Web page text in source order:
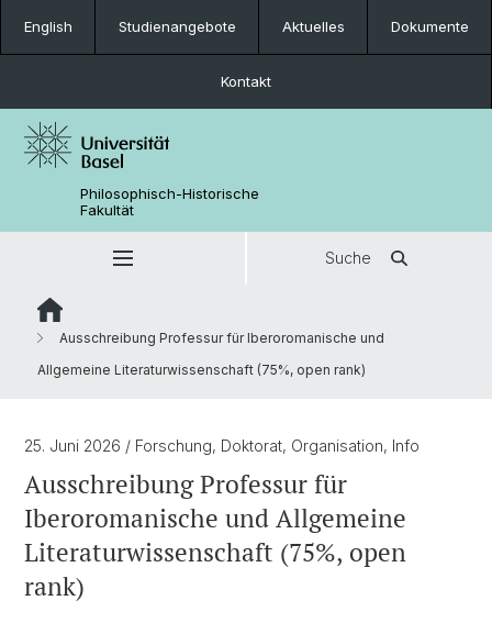
English Studienangebote Aktuelles Dokumente
Kontakt
Philosophisch-Historische
Fakultät
Suche
Ausschreibung Professur für Iberoromanische und
Allgemeine Literaturwissenschaft (75%, open rank)
25. Juni 2026 / Forschung, Doktorat, Organisation, Info
Ausschreibung Professur für
Iberoromanische und Allgemeine
Literaturwissenschaft (75%, open
rank)